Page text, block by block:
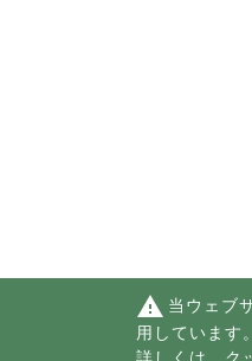
warning 当ウェブ
用しています。